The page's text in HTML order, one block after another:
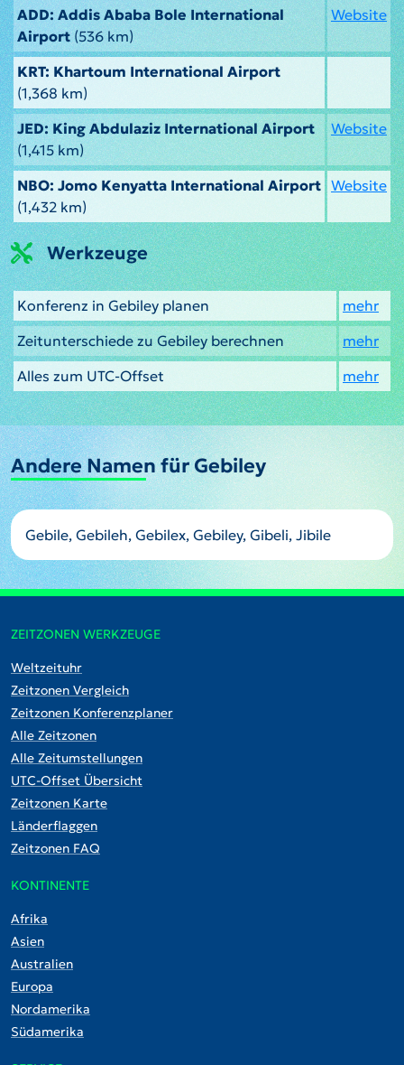
ADD: Addis Ababa Bole International
Airport(536 km)
Website
KRT: Khartoum International Airport
(1,368 km)
JED: King Abdulaziz International Airport
(1,415 km)
Website
NBO: Jomo Kenyatta International Airport
(1,432 km)
Website
Werkzeuge
Konferenz in Gebiley planen
mehr
Zeitunterschiede zu Gebiley berechnen
mehr
Alles zum UTC-Offset
mehr
Andere Namen für Gebiley
Gebile, Gebileh, Gebilex, Gebiley, Gibeli, Jibile
ZEITZONEN WERKZEUGE
Weltzeituhr
Zeitzonen Vergleich
Zeitzonen Konferenzplaner
Alle Zeitzonen
Alle Zeitumstellungen
UTC-Offset Übersicht
Zeitzonen Karte
Länderflaggen
Zeitzonen FAQ
KONTINENTE
Afrika
Asien
Australien
Europa
Nordamerika
Südamerika